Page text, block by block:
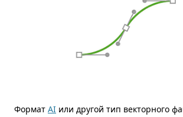
Формат AI или другой тип векторного